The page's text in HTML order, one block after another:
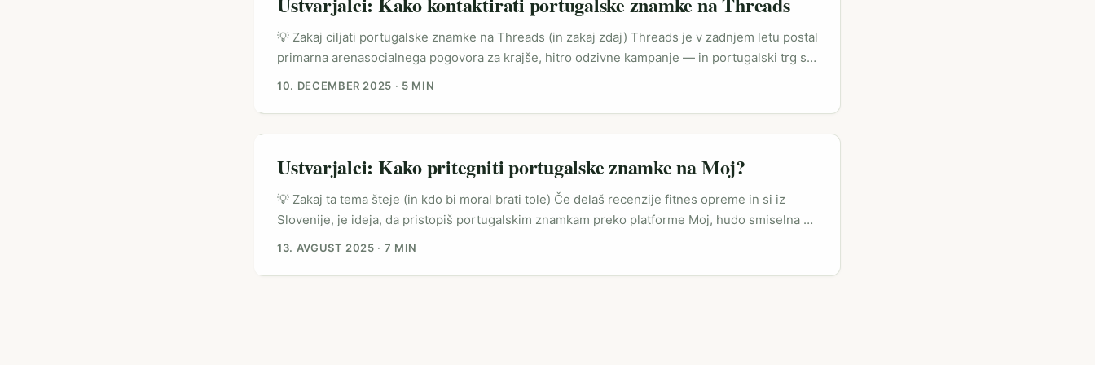
💡 Zakaj ciljati portugalske znamke na Threads (in zakaj zdaj) Threads je v zadnjem letu postal
primarna arenasocialnega pogovora za krajše, hitro odzivne kampanje — in portugalski trg se
hitro premika proti lokalnim micro‑influencerjem, ki testirajo in “zaganjajo” trende v EU. Ena
v Threadsu (referenca: Reference Content provided). Ta sprememba pomeni, da so real‑time
pogovori in hitri odgovori znova bolj pregledni — idealno za hitre pitch-e in live unboxinge. ...
10. DECEMBER 2025 · 5 MIN
Ustvarjalci: Kako pritegniti portugalske znamke na Moj?
💡 Zakaj ta tema šteje (in kdo bi moral brati tole) Če delaš recenzije fitnes opreme in si iz
Slovenije, je ideja, da pristopiš portugalskim znamkam preko platforme Moj, hudo smiselna —
Portugal je letos močno v ospredju fitnes športa (spomni se Olympia Amateur Portugal 2025 v
pogojih. Na tekmovanju Olympia Amateur Portugal 2025 je bila vidna koncentracija
13. AVGUST 2025 · 7 MIN